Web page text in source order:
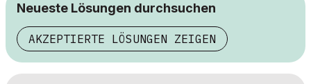
Neueste Lösungen durchsuchen
AKZEPTIERTE LÖSUNGEN ZEIGEN